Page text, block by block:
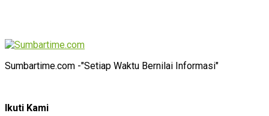
Sumbartime.com -"Setiap Waktu Bernilai Informasi"
Ikuti Kami